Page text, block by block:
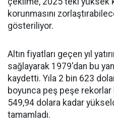
korunmasını
gösteriliyor.
Altın fiyatları geçen yıl
sağlayarak 1979'dan bu
kaydetti. Yıla 2 bin 623
boyunca peş peşe rekorlar
549,94 dolara kadar
tamamladı.